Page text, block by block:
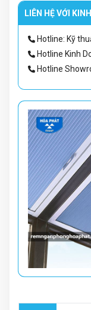
LIÊN HỆ VỚI
Hotline: Kỹ
Hotline Kinh
Hotline